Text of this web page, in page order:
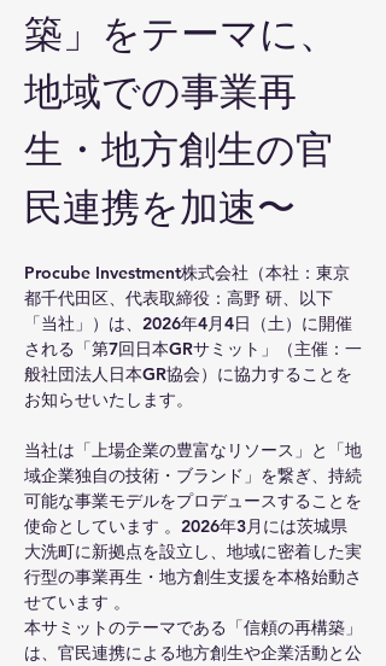
築」をテーマに、
地域での事業再
生・地方創生の官
民連携を加速〜
Procube Investment株式会社（本社：東京
都千代田区、代表取締役：高野 研、以下
「当社」）は、2026年4月4日（土）に開催
される「第7回日本GRサミット」（主催：一
般社団法人日本GR協会）に協力することを
お知らせいたします。
当社は「上場企業の豊富なリソース」と「地
域企業独自の技術・ブランド」を繋ぎ、持続
可能な事業モデルをプロデュースすることを
使命としています 。2026年3月には茨城県
大洗町に新拠点を設立し、地域に密着した実
行型の事業再生・地方創生支援を本格始動さ
せています 。
本サミットのテーマである「信頼の再構築」
は、官民連携による地方創生や企業活動と公